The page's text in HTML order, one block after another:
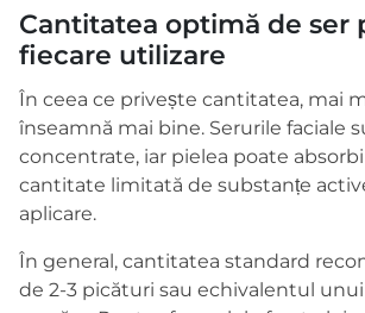
Cantitatea optimă de ser
fiecare utilizare
În ceea ce privește cantitatea, mai
înseamnă mai bine. Serurile faciale
concentrate, iar pielea poate
cantitate limitată de substanțe
aplicare.
În general, cantitatea standard
de 2-3 picături sau echivalentul